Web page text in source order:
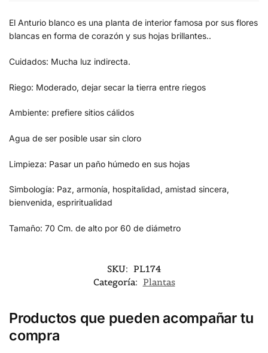
El Anturio blanco es una planta de interior famosa por sus flores
blancas en forma de corazón y sus hojas brillantes..
Cuidados: Mucha luz indirecta.
Riego: Moderado, dejar secar la tierra entre riegos
Ambiente: prefiere sitios cálidos
Agua de ser posible usar sin cloro
Limpieza: Pasar un paño húmedo en sus hojas
Simbología: Paz, armonía, hospitalidad, amistad sincera,
bienvenida, espriritualidad
Tamaño: 70 Cm. de alto por 60 de diámetro
SKU: PL174
Categoría: Plantas
Productos que pueden acompañar tu
compra